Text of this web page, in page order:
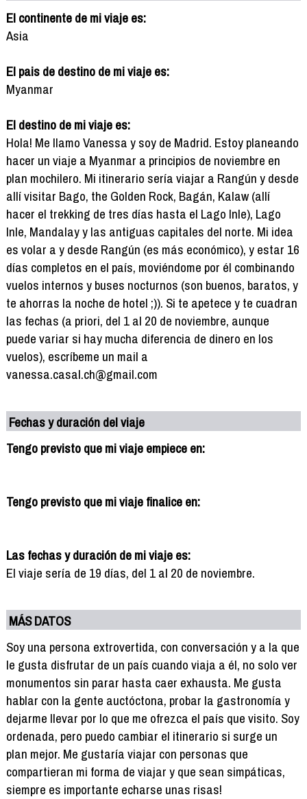
El continente de mi viaje es:
Asia
El pais de destino de mi viaje es:
Myanmar
El destino de mi viaje es:
Hola! Me llamo Vanessa y soy de Madrid. Estoy planeando
hacer un viaje a Myanmar a principios de noviembre en
plan mochilero. Mi itinerario sería viajar a Rangún y desde
allí visitar Bago, the Golden Rock, Bagán, Kalaw (allí
hacer el trekking de tres días hasta el Lago Inle), Lago
Inle, Mandalay y las antiguas capitales del norte. Mi idea
es volar a y desde Rangún (es más económico), y estar 16
días completos en el país, moviéndome por él combinando
vuelos internos y buses nocturnos (son buenos, baratos, y
te ahorras la noche de hotel ;)). Si te apetece y te cuadran
las fechas (a priori, del 1 al 20 de noviembre, aunque
puede variar si hay mucha diferencia de dinero en los
vuelos), escríbeme un mail a
vanessa.casal.ch@gmail.com
Fechas y duración del viaje
Tengo previsto que mi viaje empiece en:
Tengo previsto que mi viaje finalice en:
Las fechas y duración de mi viaje es:
El viaje sería de 19 días, del 1 al 20 de noviembre.
MÁS DATOS
Soy una persona extrovertida, con conversación y a la que
le gusta disfrutar de un país cuando viaja a él, no solo ver
monumentos sin parar hasta caer exhausta. Me gusta
hablar con la gente auctóctona, probar la gastronomía y
dejarme llevar por lo que me ofrezca el país que visito. Soy
ordenada, pero puedo cambiar el itinerario si surge un
plan mejor. Me gustaría viajar con personas que
compartieran mi forma de viajar y que sean simpáticas,
siempre es importante echarse unas risas!